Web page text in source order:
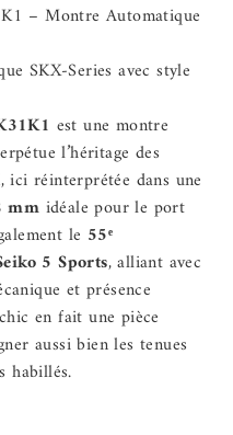
– Montre Automatique
SKX-Series avec style
est une montre
l’héritage des
, ici réinterprétée dans une
mm idéale pour le port
le 55ᵉ
5 Sports, alliant avec
et présence
en fait une pièce
aussi bien les tenues
habillés.